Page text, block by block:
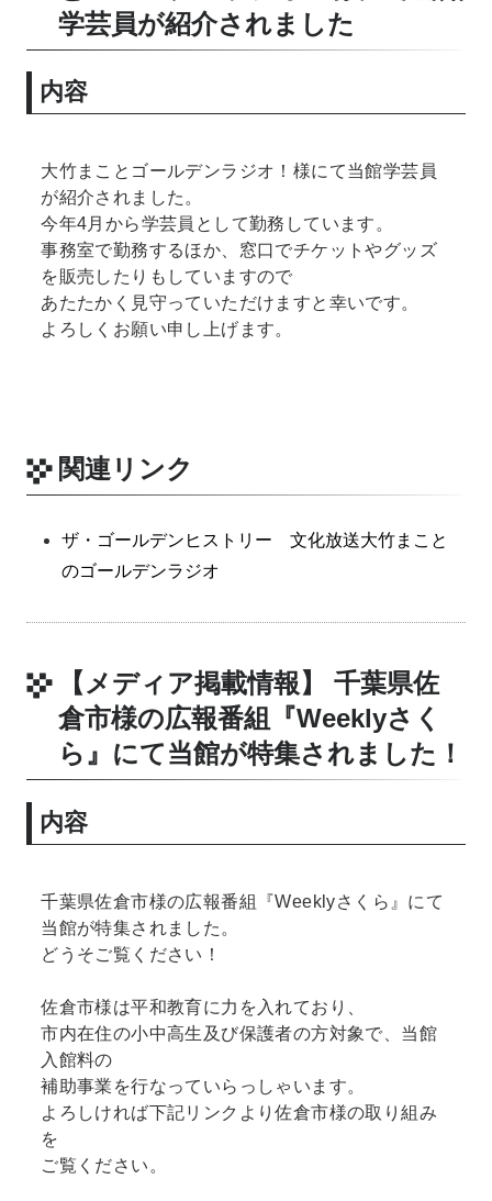
学芸員が紹介されました
内容
大竹まことゴールデンラジオ！様にて当館学芸員
が紹介されました。
今年4月から学芸員として勤務しています。
事務室で勤務するほか、窓口でチケットやグッズ
を販売したりもしていますので
あたたかく見守っていただけますと幸いです。
よろしくお願い申し上げます。
関連リンク
ザ・ゴールデンヒストリー 文化放送大竹まこと
のゴールデンラジオ
【メディア掲載情報】 千葉県佐
倉市様の広報番組『Weeklyさく
ら』にて当館が特集されました！
内容
千葉県佐倉市様の広報番組『Weeklyさくら』にて
当館が特集されました。
どうそご覧ください！
佐倉市様は平和教育に力を入れており、
市内在住の小中高生及び保護者の方対象で、当館
入館料の
補助事業を行なっていらっしゃいます。
よろしければ下記リンクより佐倉市様の取り組み
を
ご覧ください。